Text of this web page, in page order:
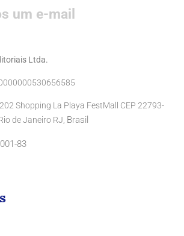
um e-mail
Ltda.
Shopping La Playa FestMall CEP 22793-
de Janeiro RJ, Brasil
83